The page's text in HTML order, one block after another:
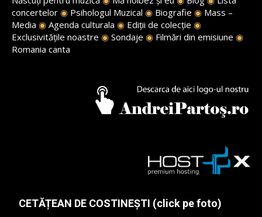
concertelor ◉ Psihologul Muzical ◉ Biografie ◉ Mass –
Media ◉ Agenda culturala ◉ Ediții de colecție ◉
Exclusivitățile noastre ◉ Sondaje ◉ Filmări din emisiune ◉
Romania canta
CETĂȚEAN DE COSTINEȘTI (click pe foto)